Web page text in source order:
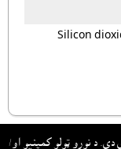
Silicon
خوندې دي. د نورو ټولو کمپنيو او/